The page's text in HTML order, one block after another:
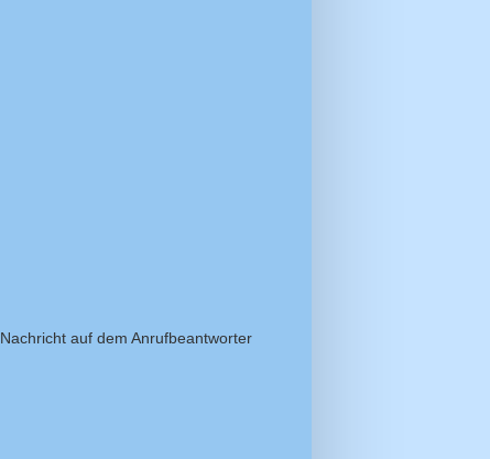
auf dem Anrufbeantworter